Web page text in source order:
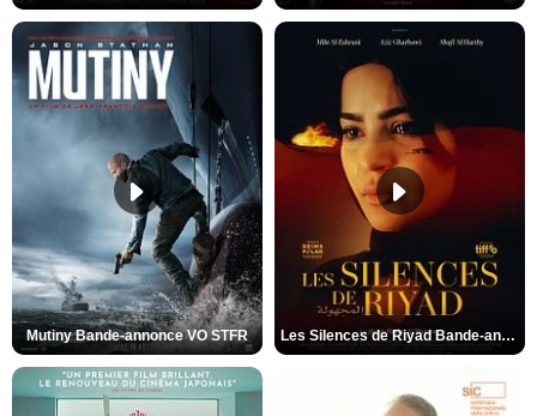
Mutiny Bande-annonce VO STFR Les Silences de Riyad Bande-annonce VO STFR